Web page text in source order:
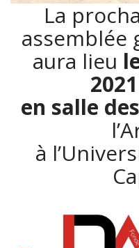
La
assemblée
aura lieu
en salle
à